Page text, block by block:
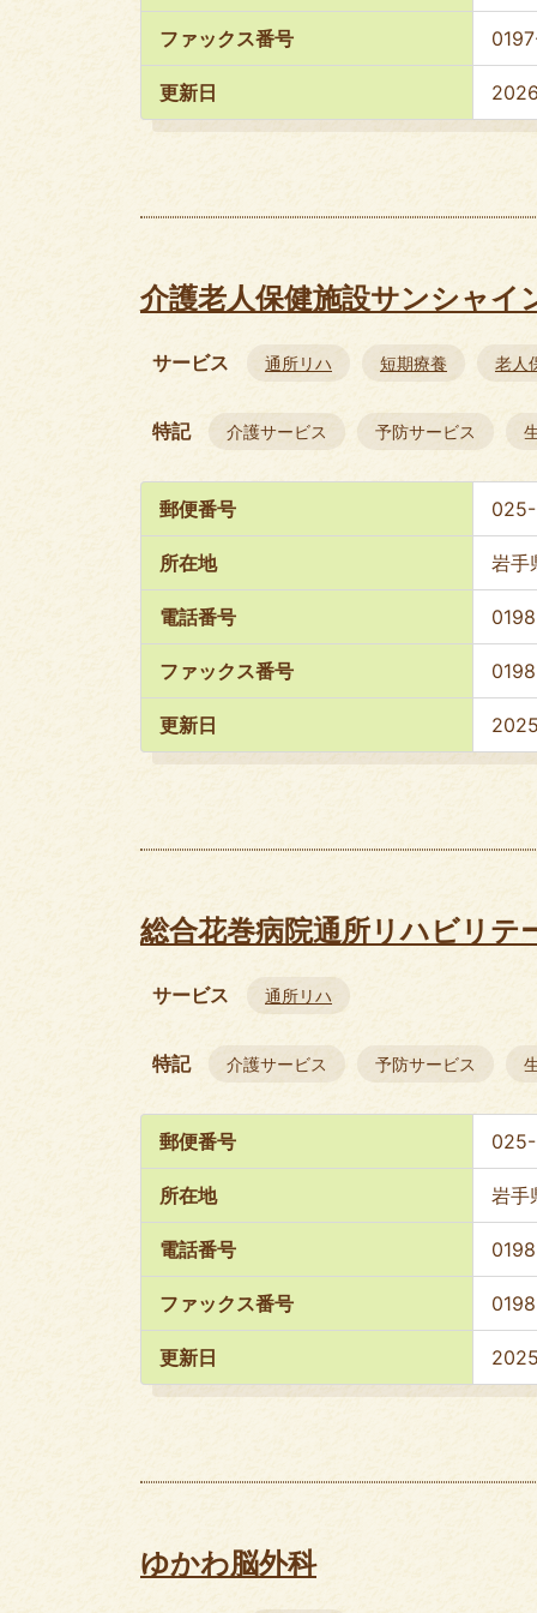
ファックス番号
更新日
介護老人保健施設サンシャイ
サービス 通所リハ 短期療養 老人
特記 介護サービス 予防サービス
郵便番号
所在地 岩手
電話番号
ファックス番号
更新日
総合花巻病院通所リハビリテ
サービス 通所リハ
特記 介護サービス 予防サービス
郵便番号
所在地 岩手
電話番号
ファックス番号
更新日
ゆかわ脳外科